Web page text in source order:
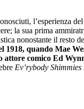
l’esperienza del
la sua prima
nonostante il resto
1918, quando Mae
attore comico Ed
Ev’rybody Shimmies